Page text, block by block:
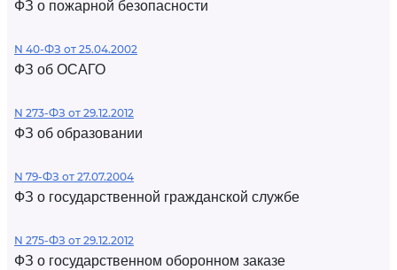
ФЗ о пожарной безопасности
N 40-ФЗ от 25.04.2002
ФЗ об ОСАГО
N 273-ФЗ от 29.12.2012
ФЗ об образовании
N 79-ФЗ от 27.07.2004
ФЗ о государственной гражданской службе
N 275-ФЗ от 29.12.2012
ФЗ о государственном оборонном заказе